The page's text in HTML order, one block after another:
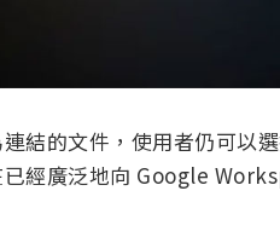
結的文件，使用者仍可以
經廣泛地向 Google